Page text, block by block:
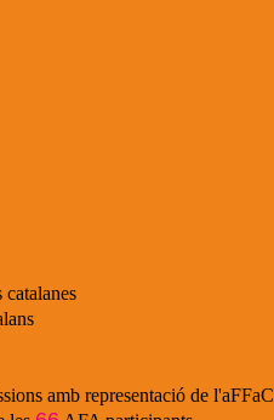
catalanes
amb representació de l'aFFaC